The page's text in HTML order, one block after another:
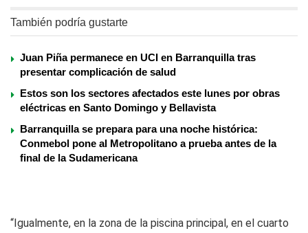
También podría gustarte
Juan Piña permanece en UCI en Barranquilla tras
presentar complicación de salud
Estos son los sectores afectados este lunes por obras
eléctricas en Santo Domingo y Bellavista
Barranquilla se prepara para una noche histórica:
Conmebol pone al Metropolitano a prueba antes de la
final de la Sudamericana
“Igualmente, en la zona de la piscina principal, en el cuarto